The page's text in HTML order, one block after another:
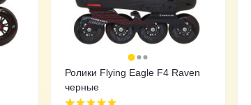
Ролики Flying Eagle F4 Raven
черные